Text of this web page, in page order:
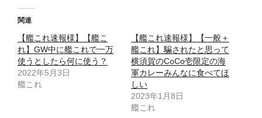
関連
【艦これ速報様】【艦こ
れ】GW中に艦これで一万
使うとしたら何に使う？
2022年5月3日
艦これ
【艦これ速報様】【一般＋
艦これ】騙されたと思って
横須賀のCoCo壱限定の海
軍カレーみんなに食べてほ
しい
2023年1月8日
艦これ